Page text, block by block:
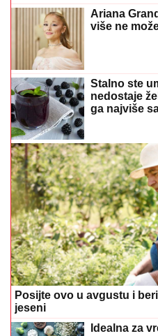
Ariana
više ne
Stalno ste
nedostaje
ga najviše
Posijte ovo u avgustu i
jeseni
Idealna za